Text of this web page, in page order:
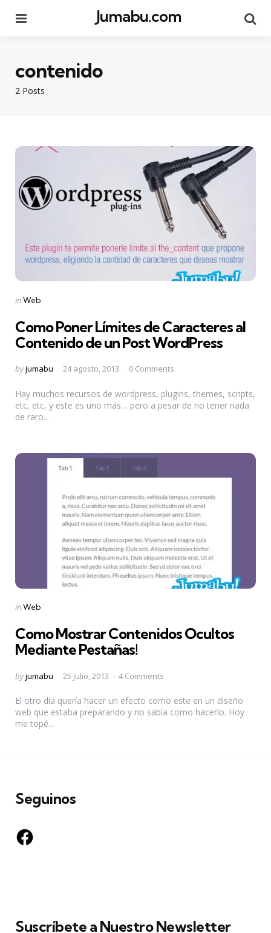
Jumabu.com
2 Posts
contenido
Categories
Posted
inWeb
Como Poner Límites de Caracteres al
Contenido de un Post WordPress
Posted
byjumabu 24 agosto, 2013 0 Comments
Hay muchos recursos de wordpress, plugins, themes, scripts,
etc, etc, y este es uno más… pero a pesar de no tener nada
de raro...
Categories
Posted
inWeb
Como Mostrar Contenidos Ocultos
Mediante Pestañas!
Posted
byjumabu 25 julio, 2013 4 Comments
El otro día quería hacer un efecto como este en un diseño
web que estaba preparando y no sabía como hacerlo. Hoy
me topé...
Seguinos
Facebook
Suscríbete a Nuestro Newsletter